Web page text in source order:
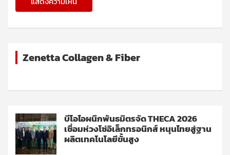
Zenetta Collagen & Fiber
บีโอไอผนึกพันธมิตรจัด THECA 2026
เชื่อมห่วงโซ่อิเล็กทรอนิกส์ หนุนไทยสู่ฐาน
ผลิตเทคโนโลยีขั้นสูง